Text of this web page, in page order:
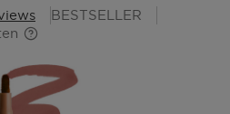
BESTSELLER